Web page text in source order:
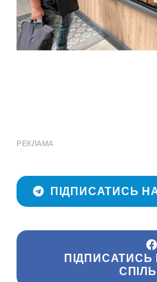
РЕКЛАМА
ПІДПИСАТИСЬ
ПІДПИСАТИСЬ